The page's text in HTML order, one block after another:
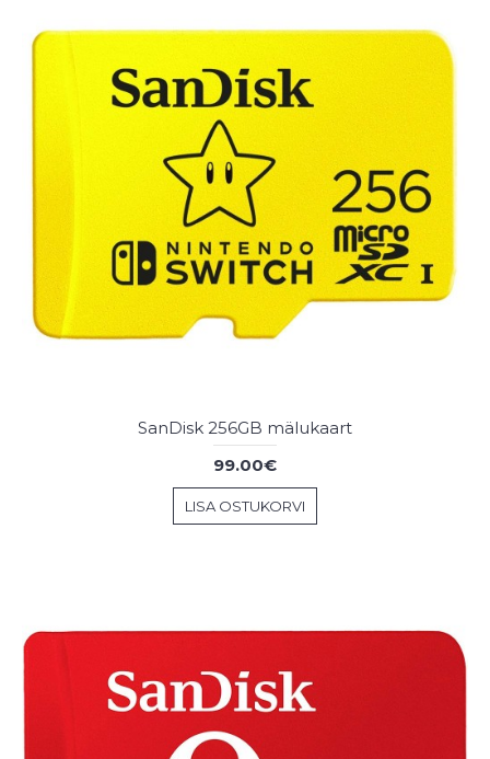
SanDisk 256GB mälukaart
99.00€
LISA OSTUKORVI